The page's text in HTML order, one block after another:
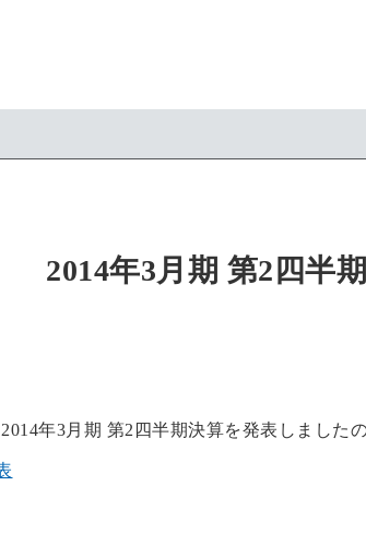
2014年3月期 第2四半
年3月期 第2四半期決算を発表しました